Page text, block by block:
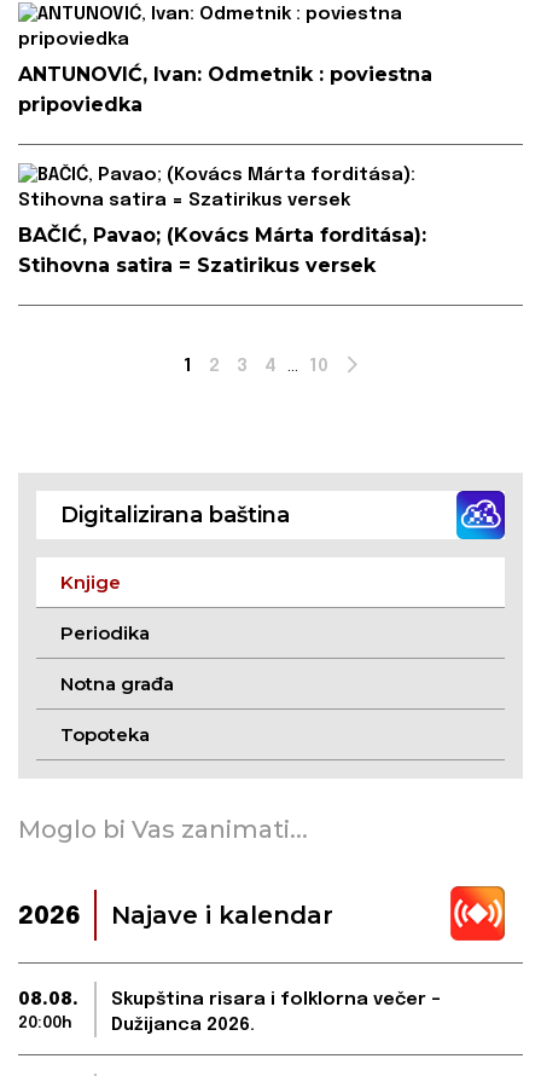
ANTUNOVIĆ, Ivan: Odmetnik : poviestna
pripoviedka
BAČIĆ, Pavao; (Kovács Márta forditása):
Stihovna satira = Szatirikus versek
1 2 3 4 ... 10 Next
Digitalizirana baština
Knjige
Periodika
Notna građa
Topoteka
Moglo bi Vas zanimati...
2026 Najave i kalendar
08.08.
20:00h
Skupština risara i folklorna večer –
Dužijanca 2026.